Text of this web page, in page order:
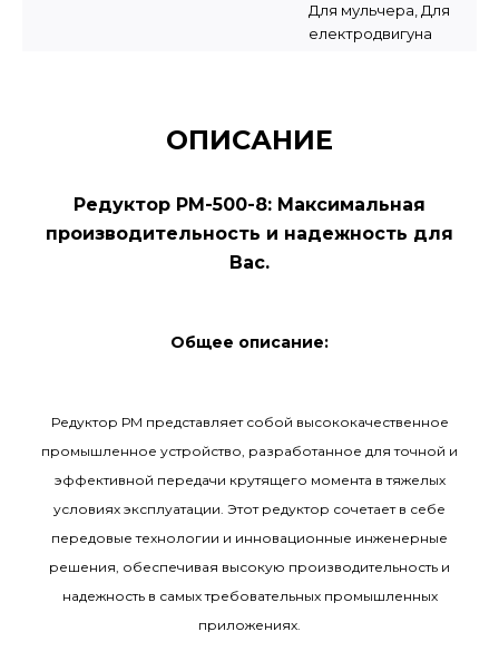
Для мульчера, Для
електродвигуна
ОПИСАНИЕ
Редуктор РМ-500-8: Максимальная
производительность и надежность для
Вас.
Общее описание:
Редуктор РМ представляет собой высококачественное
промышленное устройство, разработанное для точной и
эффективной передачи крутящего момента в тяжелых
условиях эксплуатации. Этот редуктор сочетает в себе
передовые технологии и инновационные инженерные
решения, обеспечивая высокую производительность и
надежность в самых требовательных промышленных
приложениях.